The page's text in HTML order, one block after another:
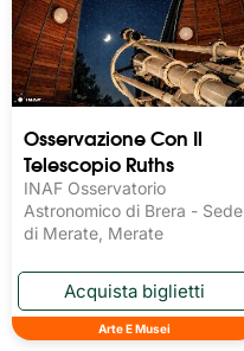
Osservazione Con Il
Telescopio Ruths
INAF Osservatorio
Astronomico di Brera - Sede
di Merate, Merate
Arte E Musei